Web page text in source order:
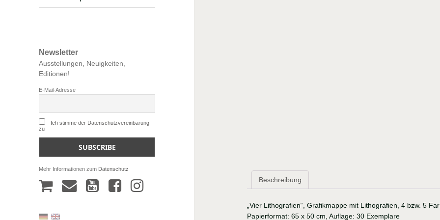
Newsletter
Ausstellungen, Neuigkeiten,
Editionen!
E-Mail-Adresse
Ich stimme der Datenschutzvereinbarung
zu
Mehr Informationen zum Datenschutz
W
m
y
f
Beschreibung
„Vier Lithografien“, Grafikmappe mit Lithografien, 4 bzw. 5
Papierformat: 65 x 50 cm, Auflage: 30 Exemplare